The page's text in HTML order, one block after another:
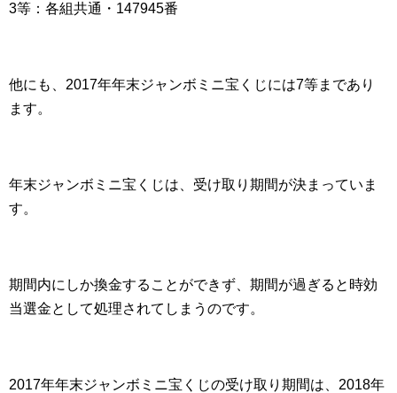
3等：各組共通・147945番
他にも、2017年年末ジャンボミニ宝くじには7等まであり
ます。
年末ジャンボミニ宝くじは、受け取り期間が決まっていま
す。
期間内にしか換金することができず、期間が過ぎると時効
当選金として処理されてしまうのです。
2017年年末ジャンボミニ宝くじの受け取り期間は、2018年